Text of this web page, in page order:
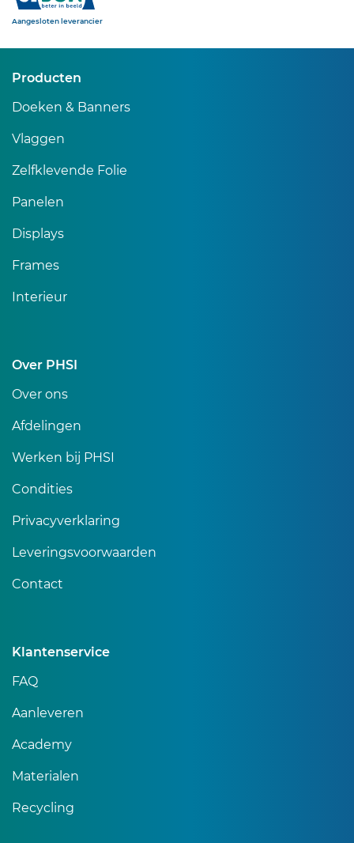
Sibon
Aangesloten leverancier
Producten
Doeken & Banners
Vlaggen
Zelfklevende Folie
Panelen
Displays
Frames
Interieur
Over PHSI
Over ons
Afdelingen
Werken bij PHSI
Condities
Privacyverklaring
Leveringsvoorwaarden
Contact
Klantenservice
FAQ
Aanleveren
Academy
Materialen
Recycling